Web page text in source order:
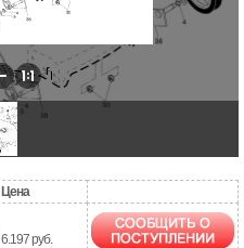
Цена
6.197 руб.